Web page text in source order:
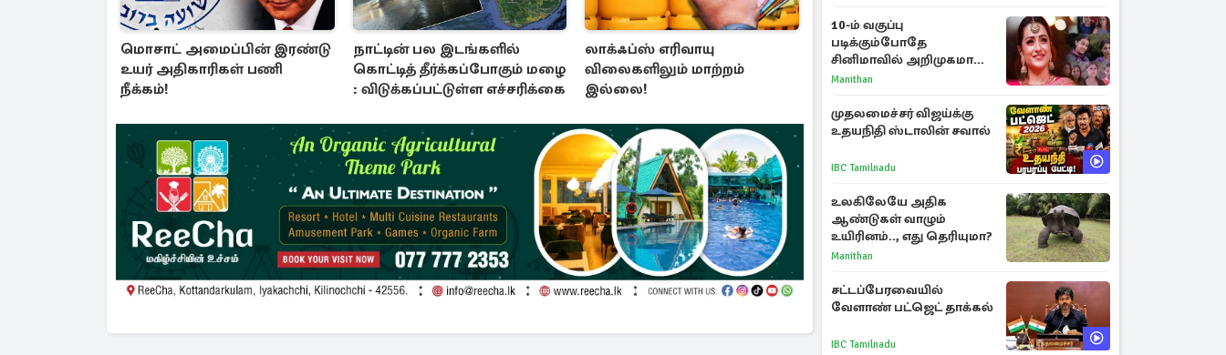
மொசாட் அமைப்பின் இரண்டு
உயர் அதிகாரிகள் பணி
நீக்கம்!
நாட்டின் பல இடங்களில்
கொட்டித் தீர்க்கப்போகும் மழை
: விடுக்கப்பட்டுள்ள எச்சரிக்கை
லாக்ஃப்ஸ் எரிவாயு
விலைகளிலும் மாற்றம்
இல்லை!
10-ம் வகுப்பு
படிக்கும்போதே
சினிமாவில் அறிமுகமான
த்ரிஷா! உண்மையை
காந்தி
Manithan
முதலமைச்சர் விஜய்க்கு
உதயநிதி ஸ்டாலின் சவால்
IBC Tamilnadu
உலகிலேயே அதிக
ஆண்டுகள் வாழும்
உயிரினம்.., எது தெரியுமா?
Manithan
சட்டப்பேரவையில்
வேளாண் பட்ஜெட் தாக்கல்
IBC Tamilnadu